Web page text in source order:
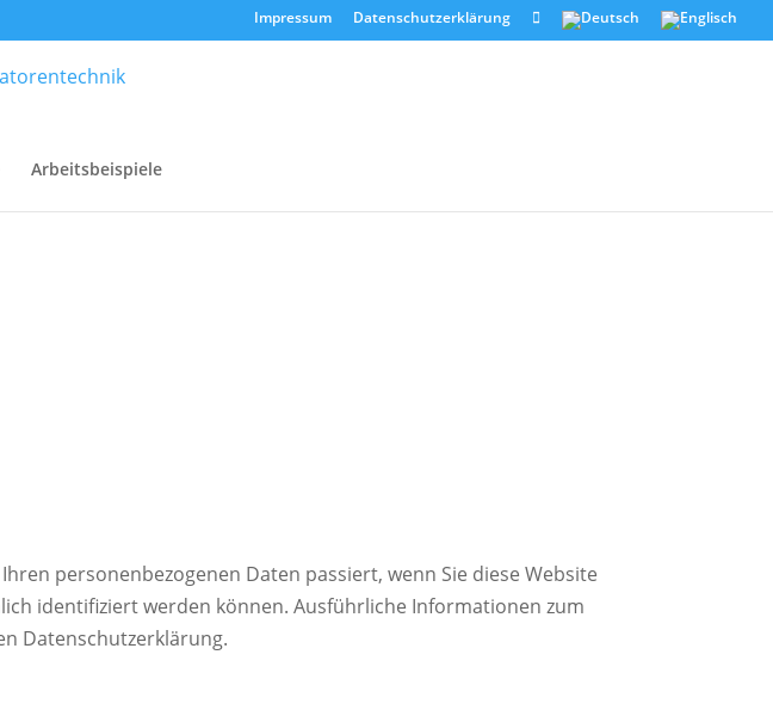
Impressum Datenschutzerklärung 
Arbeitsbeispiele
personenbezogenen Daten passiert, wenn Sie diese Website
identifiziert werden können. Ausführliche Informationen zum
Datenschutzerklärung.